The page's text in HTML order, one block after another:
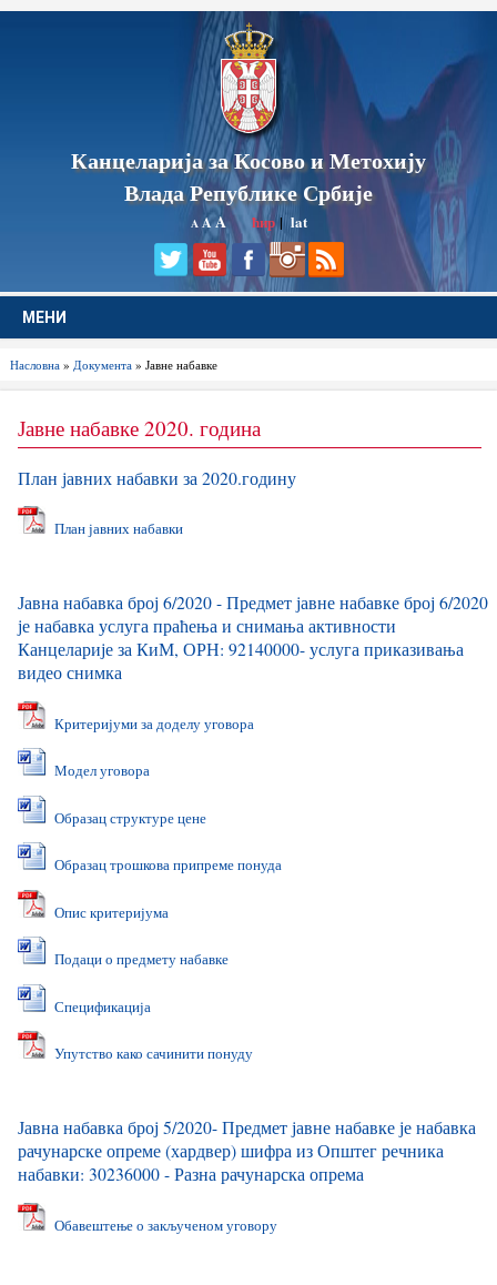
Канцеларија за Косово и Метохију
Влада Републике Србије
A AA ћир|lat
МЕНИ
Насловна» Документа» Јавне набавке
Јавне набавке 2020. година
План јавних набавки за 2020.годину
План јавних набавки
Јавна набавка број 6/2020 - Предмет јавне набавке број 6/2020
је набавка услуга праћења и снимања активности
Канцеларије за КиМ, ОРН: 92140000- услуга приказивања
видео снимка
Критеријуми за доделу уговора
Модел уговора
Образац структуре цене
Образац трошкова припреме понуда
Опис критеријума
Подаци о предмету набавке
Спецификација
Упутство како сачинити понуду
Јавна набавка број 5/2020- Предмет јавне набавке је набавка
рачунарске опреме (хардвер) шифра из Општег речника
набавки: 30236000 - Разна рачунарска опрема
Обавештење о закљученом уговору